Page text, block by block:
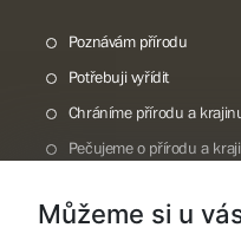
Poznávám přírodu
Potřebuji vyřídit
Chráníme přírodu a
Pečujeme o přírodu a
O nás
Můžeme si u